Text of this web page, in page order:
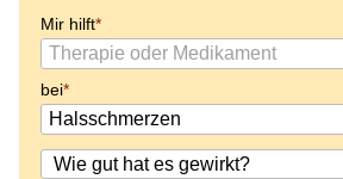
Mir hilft
bei